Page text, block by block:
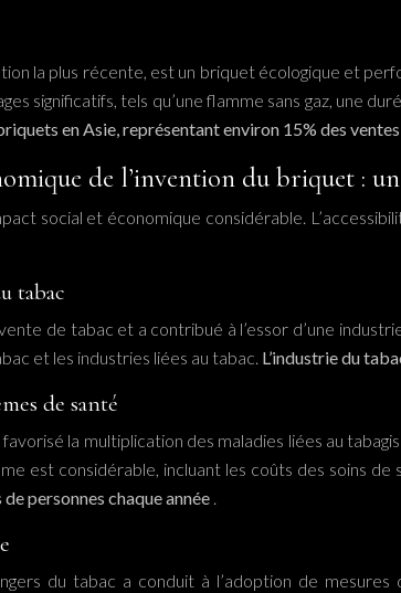
la plus récente, est un briquet écologique et
significatifs, tels qu’une flamme sans gaz, une
en Asie, représentant environ 15% des
de l’invention du briquet :
social et économique considérable.
tabac
de tabac et a contribué à l’essor d’une
et les industries liées au tabac. L’industrie du
de santé
favorisé la multiplication des maladies liées au
est considérable, incluant les coûts des soins
personnes chaque année
du tabac a conduit à l’adoption de